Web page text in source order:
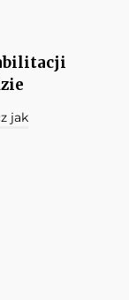
jak